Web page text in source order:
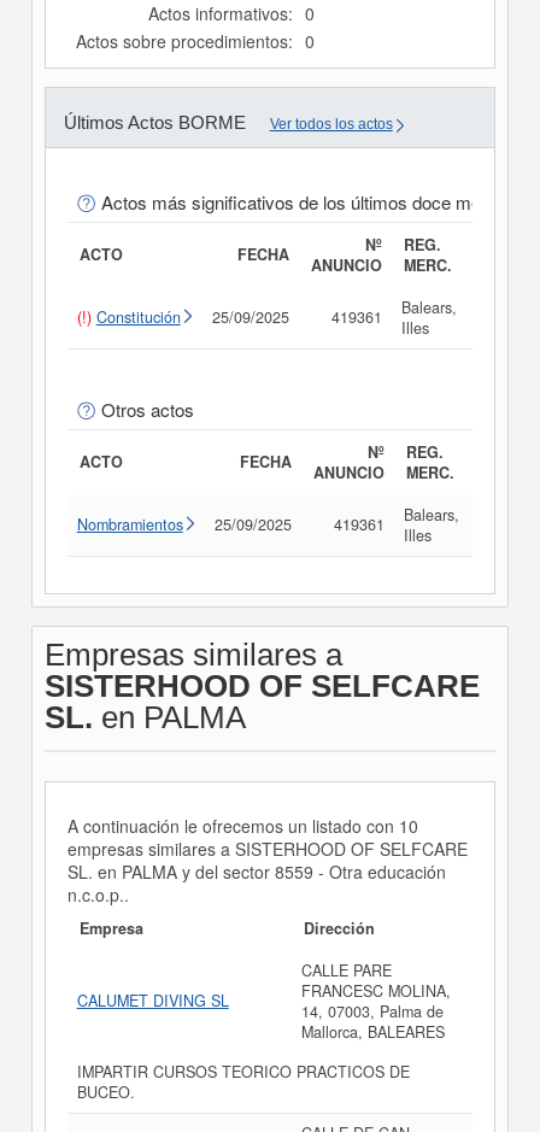
Actos informativos: 0
Actos sobre procedimientos: 0
Últimos Actos BORME Ver todos los actos
Actos más significativos de los últimos doce meses
ACTO FECHA
Nº
ANUNCIO
REG.
MERC.
(!) Constitución 25/09/2025 419361
Balears,
Illes
Otros actos
ACTO FECHA
Nº
ANUNCIO
REG.
MERC.
Nombramientos 25/09/2025 419361
Balears,
Illes
Empresas similares a
SISTERHOOD OF SELFCARE
SL. en PALMA
A continuación le ofrecemos un listado con 10
empresas similares a SISTERHOOD OF SELFCARE
SL. en PALMA y del sector 8559 - Otra educación
n.c.o.p..
Empresa Dirección
CALUMET DIVING SL
CALLE PARE
FRANCESC MOLINA,
14, 07003, Palma de
Mallorca, BALEARES
IMPARTIR CURSOS TEORICO PRACTICOS DE
BUCEO.